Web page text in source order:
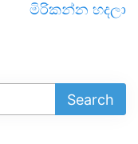
මිරිකන්න හදලා